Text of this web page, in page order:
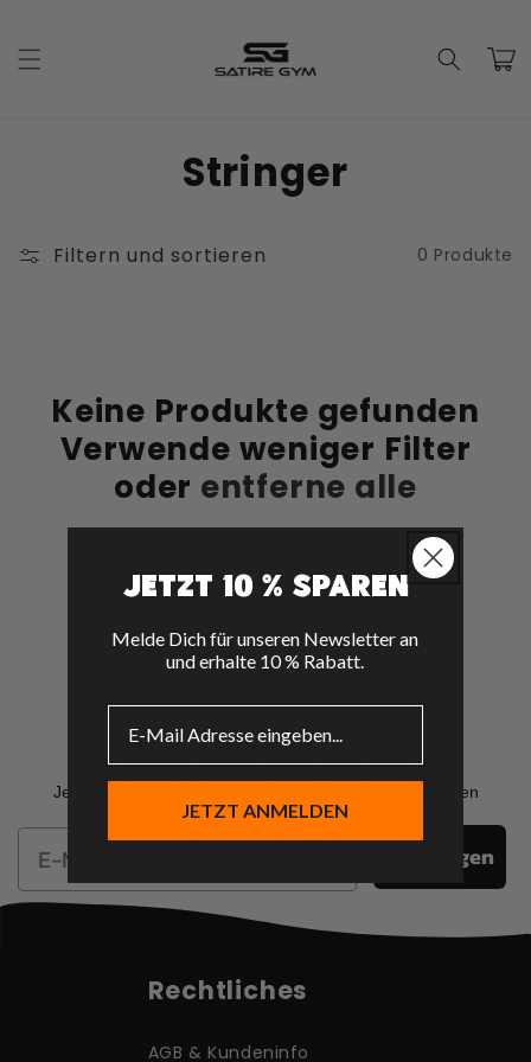
Inhalt
K
t
o
r
i
:
Stringer
Filtern und sortieren 0 Produkte
Keine Produkte gefunden
Verwende weniger Filter
oder entferne alle
10% Rabatt Code
Jetzt deine E-Mail eintragen & zum Newsletter anmelden
Email Bestätigen
Rechtliches
AGB & Kundeninfo
Jetzt 10 % sparen
Melde Dich für unseren Newsletter an
und erhalte 10 % Rabatt.
JETZT ANMELDEN